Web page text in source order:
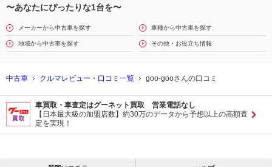
〜あなたにぴったりな1台を〜
メーカーから中古車を探す 車種から中古車を探す
地域から中古車を探す その他・お役立ち情報
中古車 クルマレビュー・口コミ一覧 goo-gooさんの口コミ
車買取・車査定はグーネット買取 営業電話なし
【日本最大級の加盟店数】約30万のデータから予想以上の高額査
定を実現！